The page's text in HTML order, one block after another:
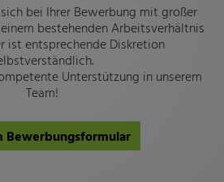
sich bei Ihrer Bewerbung mit großer
bestehenden Arbeitsverhältnis
ist entsprechende Diskretion
Unterstützung in unserem
Team!
Bewerbungsformular